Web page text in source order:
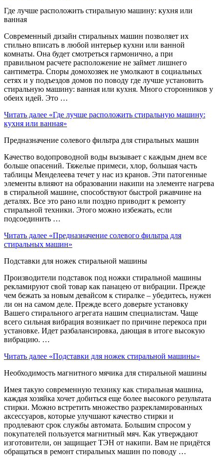
Где лучше расположить стиральную машину: кухня или
ванная
Современный дизайн стиральных машин позволяет их
стильно вписать в любой интерьер кухни или ванной
комнаты. Она будет смотреться гармонично, а при
правильном расчете расположение не займет лишнего
сантиметра. Споры домохозяек не умолкают в социальных
сетях и у подъездов домов по поводу где лучше установить
стиральную машину: ванная или кухня. Много сторонников у
обеих идей. Это …
Читать далее «Где лучше расположить стиральную машину:
кухня или ванная»
Предназначение солевого фильтра для стиральных машин
Качество водопроводной воды вызывает с каждым днем все
больше опасений. Тяжелые примеси, хлор, большая часть
таблицы Менделеева течет у нас из кранов. Эти патогенные
элементы влияют на образовании накипи на элементе нагрева
в стиральной машине, способствуют быстрой ржавчине на
деталях. Все это рано или поздно приводит к ремонту
стиральной техники. Этого можно избежать, если
подсоединить …
Читать далее «Предназначение солевого фильтра для
стиральных машин»
Подставки для ножек стиральной машины
Производители подставок под ножки стиральной машины
рекламируют свой товар как панацею от вибрации. Прежде
чем бежать за новым девайсом к стиралке – убедитесь, нужен
ли он на самом деле. Прежде всего доверьте установку
Вашего стирального агрегата нашим специалистам. Чаще
всего сильная вибрация возникает по причине перекоса при
установке. Идет разбалансировка, дающая в итоге высокую
вибрацию. …
Читать далее «Подставки для ножек стиральной машины»
Необходимость магнитного мячика для стиральной машины
Имея такую современную технику как стиральная машина,
каждая хозяйка хочет добиться еще более высокого результата
стирки. Можно встретить множество разрекламированных
аксессуаров, которые улучшают качество стирки и
продлевают срок службы автомата. Большим спросом у
покупателей пользуется магнитный мяч. Как утверждают
изготовители, он защищает ТЭН от накипи. Вам не придётся
обращаться в ремонт стиральных машин по поводу …